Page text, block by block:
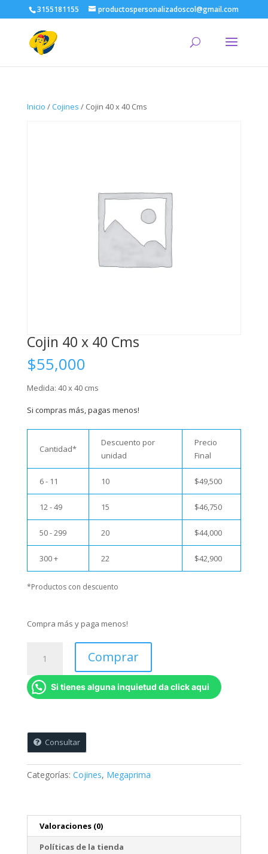
3155181155 productospersonalizadoscol@gmail.com
Inicio /Cojines / Cojin 40 x 40 Cms
Cojin 40 x 40 Cms
$55,000
Medida: 40 x 40 cms
Si compras más, pagas menos!
Cantidad*
Descuento por
unidad
Precio
Final
6 - 11 10 $49,500
12 - 49 15 $46,750
50 - 299 20 $44,000
300 + 22 $42,900
*Productos con descuento
Compra más y paga menos!
40
Cms
Comprar
Si tienes alguna inquietud da click aqui
Consultar
Categorías: Cojines, Megaprima
Valoraciones (0)
Políticas de la tienda